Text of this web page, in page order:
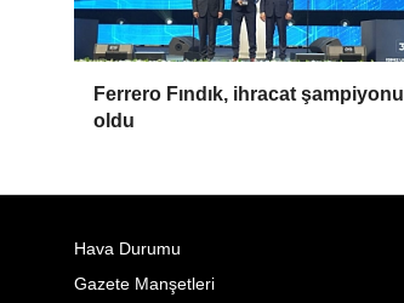
Ferrero Fındık, ihracat şampiyonu
oldu
Hava Durumu
Gazete Manşetleri